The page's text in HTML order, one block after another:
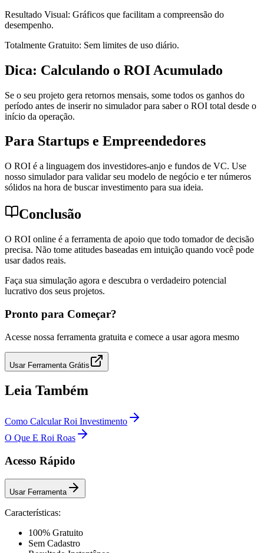
Resultado Visual: Gráficos que facilitam a compreensão do
desempenho.
Totalmente Gratuito: Sem limites de uso diário.
Dica: Calculando o ROI Acumulado
Se o seu projeto gera retornos mensais, some todos os ganhos do
período antes de inserir no simulador para saber o ROI total desde o
início da operação.
Para Startups e Empreendedores
O ROI é a linguagem dos investidores-anjo e fundos de VC. Use
nosso simulador para validar seu modelo de negócio e ter números
sólidos na hora de buscar investimento para sua ideia.
Conclusão
O ROI online é a ferramenta de apoio que todo tomador de decisão
precisa. Não tome atitudes baseadas em intuição quando você pode
usar dados reais.
Faça sua simulação agora e descubra o verdadeiro potencial
lucrativo dos seus projetos.
Pronto para Começar?
Acesse nossa ferramenta gratuita e comece a usar agora mesmo
Usar Ferramenta Grátis
Leia Também
Como Calcular Roi Investimento
O Que E Roi Roas
Acesso Rápido
Usar Ferramenta
Características:
100% Gratuito
Sem Cadastro